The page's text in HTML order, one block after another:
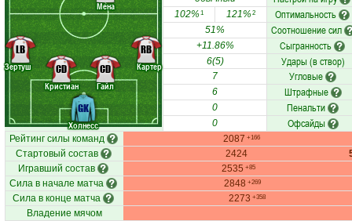
Холнесс
Зертуш
Кристиан
Гайл
Картер
Мена
GK
LB
CD
CD
RB
102%1 121%2 Оптимальность
51% Соотношение сил
+11.86% Сыгранность
6(5) Удары (в створ)
7 Угловые
6 Штрафные
0 Пенальти
0 Офсайды
Рейтинг силы команд 2087 +166
Стартовый состав 2424
Игравший состав
2535 +85
Сила в начале матча 2848 +269
Сила в конце матча 2273 +358
Владение мячом